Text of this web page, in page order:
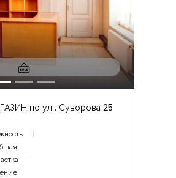
по ул . Суворова 25